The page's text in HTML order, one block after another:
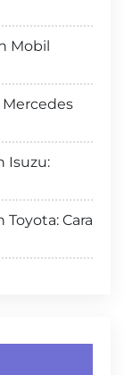
Mobil
Isuzu:
Cara